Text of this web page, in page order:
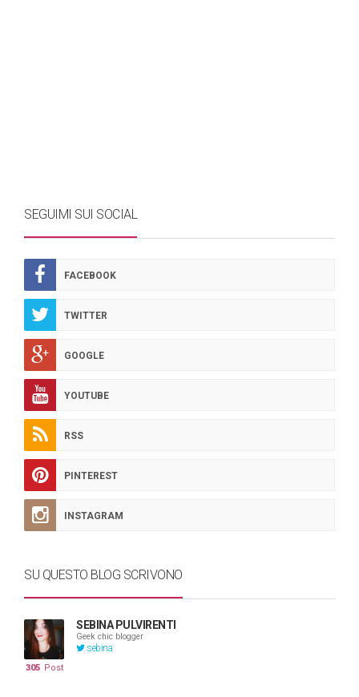
SEGUIMI SUI SOCIAL
FACEBOOK
TWITTER
GOOGLE
YOUTUBE
RSS
PINTEREST
INSTAGRAM
SU QUESTO BLOG SCRIVONO
SEBINA PULVIRENTI
Geek chic blogger
sebina
305 Post